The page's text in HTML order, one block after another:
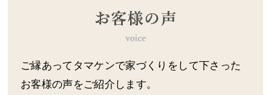
ご縁あってタマケンで家づくりをして下さった
お客様の声をご紹介します。